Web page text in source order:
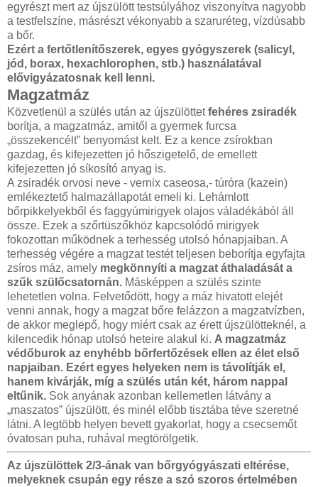
egyrészt mert az újszülött testsúlyához viszonyítva nagyobb
a testfelszíne, másrészt vékonyabb a szaruréteg, vízdúsabb
a bőr.
Ezért a fertőtlenítőszerek, egyes gyógyszerek (salicyl,
jód, borax, hexachlorophen, stb.) használatával
elővigyázatosnak kell lenni.
Magzatmáz
Közvetlenül a szülés után az újszülöttetfehéres zsiradék
borítja, a magzatmáz, amitől a gyermek furcsa
„összekencélt” benyomást kelt. Ez a kence zsírokban
gazdag, és kifejezetten jó hőszigetelő, de emellett
kifejezetten jó síkosító anyag is.
A zsiradék orvosi neve - vernix caseosa,- túróra (kazein)
emlékeztető halmazállapotát emeli ki. Lehámlott
bőrpikkelyekből és faggyúmirigyek olajos váladékából áll
össze. Ezek a szőrtüszőkhöz kapcsolódó mirigyek
fokozottan működnek a terhesség utolsó hónapjaiban. A
terhesség végére a magzat testét teljesen beborítja egyfajta
zsíros máz, amely megkönnyíti a magzat áthaladását a
szűk szülőcsatornán. Másképpen a szülés szinte
lehetetlen volna. Felvetődött, hogy a máz hivatott elejét
venni annak, hogy a magzat bőre felázzon a magzatvízben,
de akkor meglepő, hogy miért csak az érett újszülötteknél, a
kilencedik hónap utolsó heteire alakul ki. A magzatmáz
védőburok az enyhébb bőrfertőzések ellen az élet első
napjaiban. Ezért egyes helyeken nem is távolítják el,
hanem kivárják, míg a szülés után két, három nappal
eltűnik. Sok anyának azonban kellemetlen látvány a
„maszatos” újszülött, és minél előbb tisztába téve szeretné
látni. A legtöbb helyen bevett gyakorlat, hogy a csecsemőt
óvatosan puha, ruhával megtörölgetik.
Az újszülöttek 2/3-ának van bőrgyógyászati eltérése,
melyeknek csupán egy része a szó szoros értelmében